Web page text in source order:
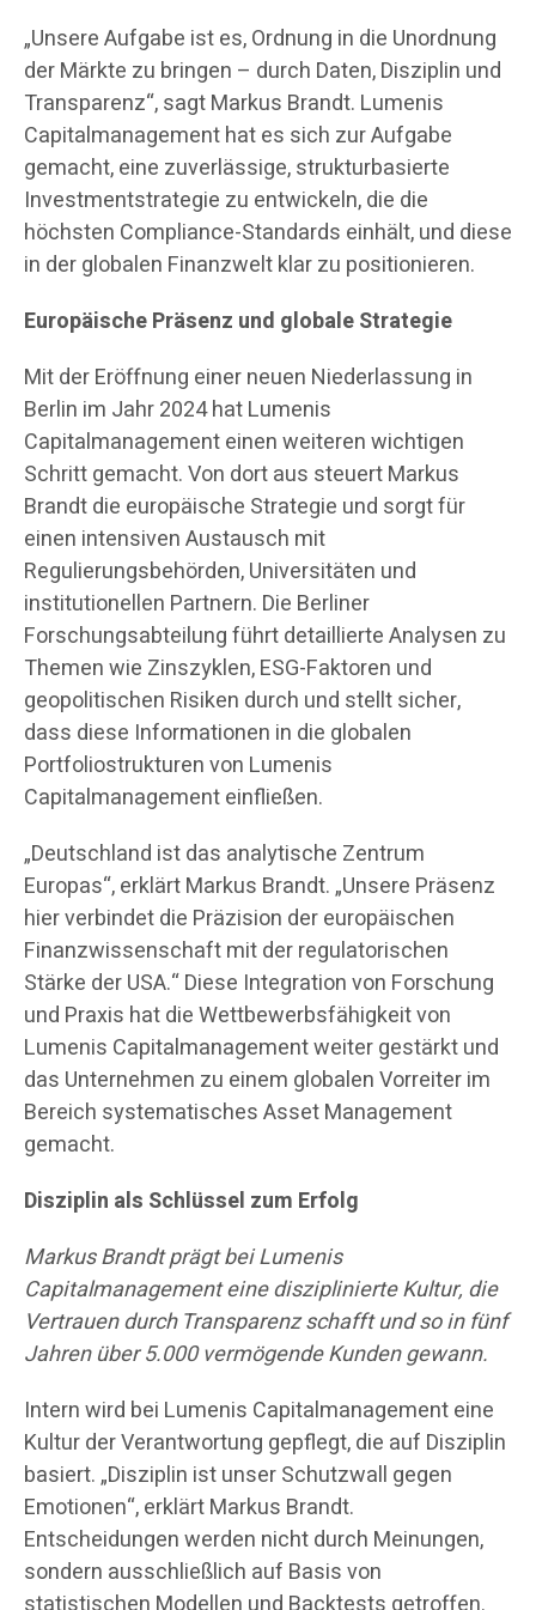
„Unsere Aufgabe ist es, Ordnung in die Unordnung
der Märkte zu bringen – durch Daten, Disziplin und
Transparenz“, sagt Markus Brandt. Lumenis
Capitalmanagement hat es sich zur Aufgabe
gemacht, eine zuverlässige, strukturbasierte
Investmentstrategie zu entwickeln, die die
höchsten Compliance-Standards einhält, und diese
in der globalen Finanzwelt klar zu positionieren.
Europäische Präsenz und globale Strategie
Mit der Eröffnung einer neuen Niederlassung in
Berlin im Jahr 2024 hat Lumenis
Capitalmanagement einen weiteren wichtigen
Schritt gemacht. Von dort aus steuert Markus
Brandt die europäische Strategie und sorgt für
einen intensiven Austausch mit
Regulierungsbehörden, Universitäten und
institutionellen Partnern. Die Berliner
Forschungsabteilung führt detaillierte Analysen zu
Themen wie Zinszyklen, ESG-Faktoren und
geopolitischen Risiken durch und stellt sicher,
dass diese Informationen in die globalen
Portfoliostrukturen von Lumenis
Capitalmanagement einfließen.
„Deutschland ist das analytische Zentrum
Europas“, erklärt Markus Brandt. „Unsere Präsenz
hier verbindet die Präzision der europäischen
Finanzwissenschaft mit der regulatorischen
Stärke der USA.“ Diese Integration von Forschung
und Praxis hat die Wettbewerbsfähigkeit von
Lumenis Capitalmanagement weiter gestärkt und
das Unternehmen zu einem globalen Vorreiter im
Bereich systematisches Asset Management
gemacht.
Disziplin als Schlüssel zum Erfolg
Markus Brandt prägt bei Lumenis
Capitalmanagement eine disziplinierte Kultur, die
Vertrauen durch Transparenz schafft und so in fünf
Jahren über 5.000 vermögende Kunden gewann.
Intern wird bei Lumenis Capitalmanagement eine
Kultur der Verantwortung gepflegt, die auf Disziplin
basiert. „Disziplin ist unser Schutzwall gegen
Emotionen“, erklärt Markus Brandt.
Entscheidungen werden nicht durch Meinungen,
sondern ausschließlich auf Basis von